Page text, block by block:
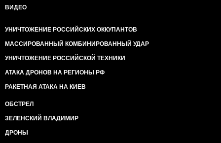
ВИДЕО
УНИЧТОЖЕНИЕ РОССИЙСКИХ ОККУПАНТОВ
МАССИРОВАННЫЙ КОМБИНИРОВАННЫЙ УДАР
УНИЧТОЖЕНИЕ РОССИЙСКОЙ ТЕХНИКИ
АТАКА ДРОНОВ НА РЕГИОНЫ РФ
РАКЕТНАЯ АТАКА НА КИЕВ
ОБСТРЕЛ
ЗЕЛЕНСКИЙ ВЛАДИМИР
ДРОНЫ